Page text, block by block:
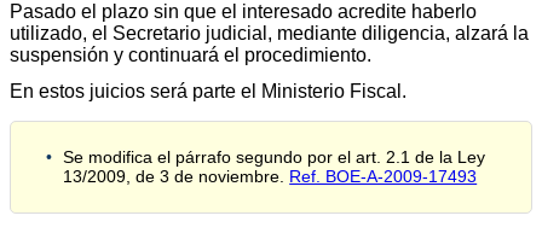
Pasado el plazo sin que el interesado acredite haberlo
utilizado, el Secretario judicial, mediante diligencia, alzará la
suspensión y continuará el procedimiento.
En estos juicios será parte el Ministerio Fiscal.
Se modifica el párrafo segundo por el art. 2.1 de la Ley
13/2009, de 3 de noviembre. Ref. BOE-A-2009-17493